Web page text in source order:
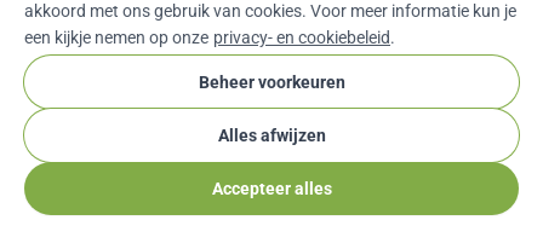
akkoord met ons gebruik van cookies. Voor meer informatie kun je
een kijkje nemen op onze privacy- en cookiebeleid.
Beheer voorkeuren
Alles afwijzen
Accepteer alles